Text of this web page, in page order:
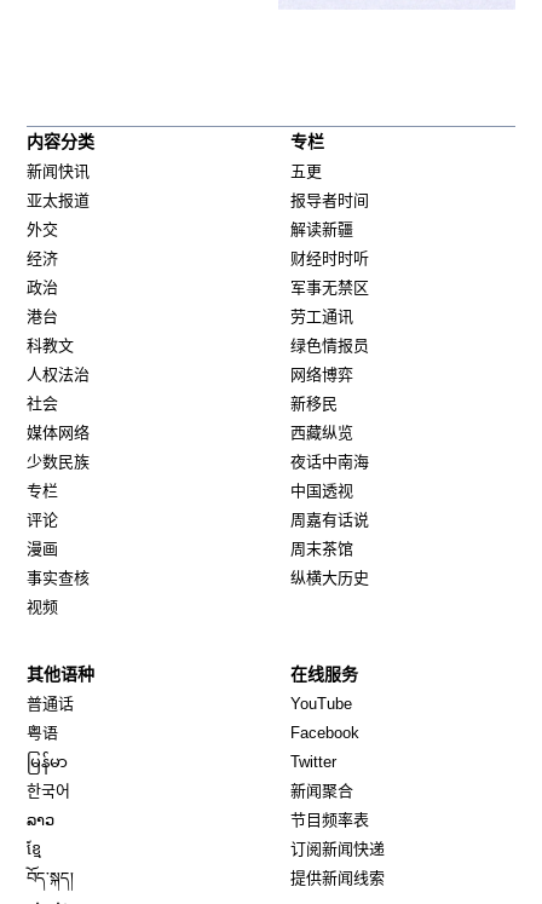
内容分类
新闻快讯
亚太报道
外交
经济
政治
港台
科教文
人权法治
社会
媒体网络
少数民族
专栏
评论
漫画
事实查核
视频
专栏
五更
报导者时间
解读新疆
财经时时听
军事无禁区
劳工通讯
绿色情报员
网络博弈
新移民
西藏纵览
夜话中南海
中国透视
周嘉有话说
周末茶馆
纵横大历史
其他语种
普通话
粤语
မြန်မာ
한국어
ລາວ
ខ្មែ
བོད་སྐད།
在线服务
YouTube
Facebook
TwitterOpens in new window
新闻聚合
节目频率表
订阅新闻快递
提供新闻线索